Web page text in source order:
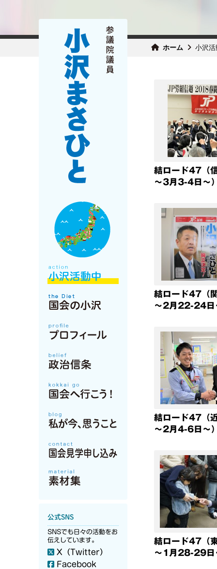
ホーム 小沢
公式SNS
SNSでも日々の活動をお
伝えしています。
X（Twitter）
Facebook
結ロード47（
～3月3-4日～
結ロード47（
～2月22-24日
結ロード47（
～2月4-6日～
結ロード47（
～1月28-29日